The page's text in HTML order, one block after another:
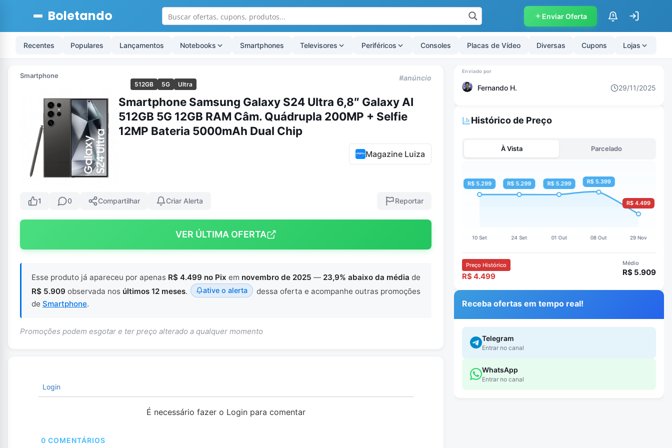
Boletando Enviar Oferta $
Recentes Populares Lançamentos Notebooks Smartphones Televisores Periféricos Consoles Placas de Vídeo Diversas Cupons Lojas
Smartphone
512GB 5G Ultra
#anúncio
Smartphone Samsung Galaxy S24 Ultra 6,8″ Galaxy AI
512GB 5G 12GB RAM Câm. Quádrupla 200MP + Selfie
12MP Bateria 5000mAh Dual Chip
Magazine Luiza
1 0 Compartilhar Criar Alerta Reportar
VER ÚLTIMA OFERTA
Esse produto já apareceu por apenas R$ 4.499 no Pix em novembro de 2025 — 23,9% abaixo da média de
R$ 5.909 observada nos últimos 12 meses. ative o alerta
dessa oferta e acompanhe outras promoções
de Smartphone.
Promoções podem esgotar e ter preço alterado a qualquer momento
Login
É necessário fazer o Login para comentar
0 COMENTÁRIOS
Fernando H. 29/11/2025
Histórico de Preço
À Vista Parcelado
Preço Histórico
R$ 4.499
Médio
R$ 5.909
Receba ofertas em tempo real!
Telegram
Entrar no canal
WhatsApp
Entrar no canal